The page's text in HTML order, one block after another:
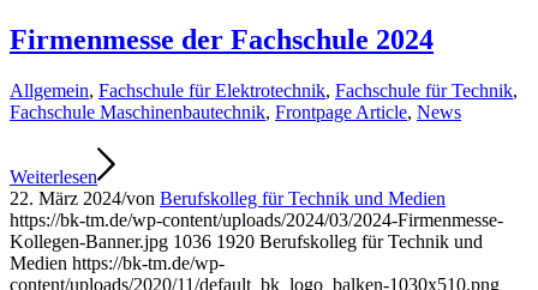
Firmenmesse der Fachschule 2024
Allgemein, Fachschule für Elektrotechnik, Fachschule für Technik,
Fachschule Maschinenbautechnik, Frontpage Article, News
Weiterlesen
22. März 2024/von Berufskolleg für Technik und Medien
https://bk-tm.de/wp-content/uploads/2024/03/2024-Firmenmesse-
Kollegen-Banner.jpg 1036 1920 Berufskolleg für Technik und
Medien https://bk-tm.de/wp-
content/uploads/2020/11/default_bk_logo_balken-1030x510.png